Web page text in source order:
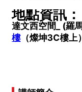
地點資訊：
達文西空間_ (羅
樓（燦坤3C樓上）